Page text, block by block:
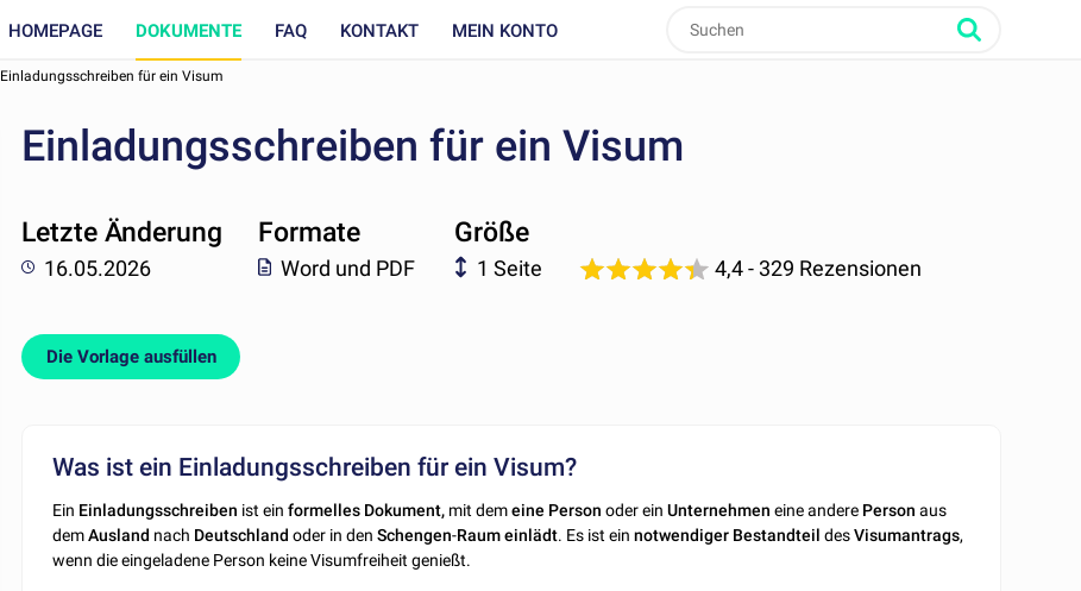
HOMEPAGE DOKUMENTE FAQ KONTAKT MEIN KONTO
Einladungsschreiben für ein Visum
Einladungsschreiben für ein Visum
Letzte Änderung
16.05.2026
Formate
Word und PDF
Größe
1 Seite 4,4- 329 Rezensionen
Die Vorlage ausfüllen
Was ist ein Einladungsschreiben für ein Visum?
Ein Einladungsschreiben ist einformelles Dokument, mit demeine Person oder einUnternehmen eine andere Person aus
demAusland nach Deutschland oder in denSchengen-Raumeinlädt. Es ist einnotwendiger Bestandteil desVisumantrags,
wenn die eingeladene Person keine Visumfreiheit genießt.